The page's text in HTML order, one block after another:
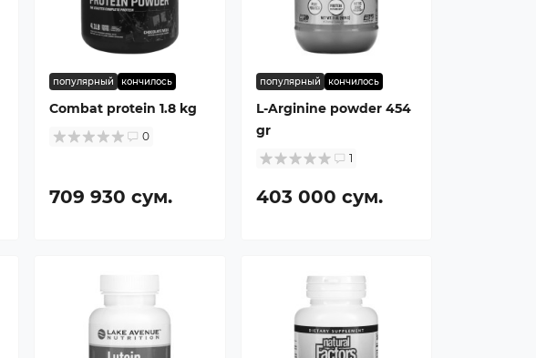
популярный кончилось
Combat protein 1.8 kg
0
709 930 сум.
популярный кончилось
L-Arginine powder 454
gr
1
403 000 сум.